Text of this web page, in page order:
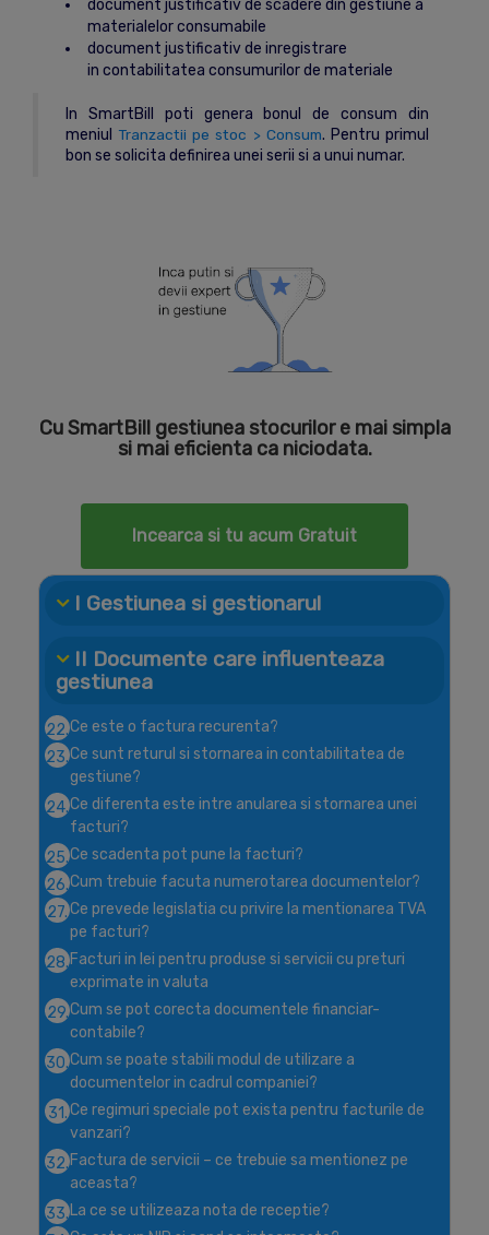
document justificativ de scadere din gestiune a
materialelor consumabile
document justificativ de inregistrare
in contabilitatea consumurilor de materiale
In SmartBill poti genera bonul de consum din
meniul Tranzactii pe stoc > Consum. Pentru primul
bon se solicita definirea unei serii si a unui numar.
Cu SmartBill gestiunea stocurilor e mai simpla
si mai eficienta ca niciodata.
Incearca si tu acum Gratuit
I Gestiunea si gestionarul
II Documente care influenteaza
gestiunea
22.Ce este o factura recurenta?
23.Ce sunt returul si stornarea in contabilitatea de
gestiune?
24.Ce diferenta este intre anularea si stornarea unei
facturi?
25.Ce scadenta pot pune la facturi?
26.Cum trebuie facuta numerotarea documentelor?
27.Ce prevede legislatia cu privire la mentionarea TVA
pe facturi?
28.Facturi in lei pentru produse si servicii cu preturi
exprimate in valuta
29.Cum se pot corecta documentele financiar-
contabile?
30.Cum se poate stabili modul de utilizare a
documentelor in cadrul companiei?
31.Ce regimuri speciale pot exista pentru facturile de
vanzari?
32.Factura de servicii – ce trebuie sa mentionez pe
aceasta?
33.La ce se utilizeaza nota de receptie?